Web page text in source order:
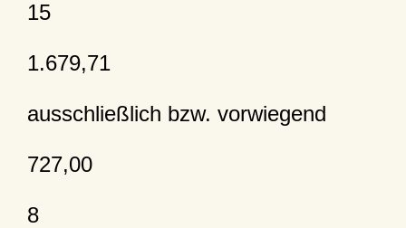
15
1.679,71
ausschließlich bzw. vorwiegend
727,00
8